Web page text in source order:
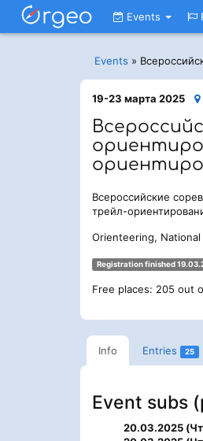
Events
Events »
19-23 марта 2025
Всероссийские
трейл-
Orienteering, National
Registration finished
Free places: 205 out
Info Entries 25
Event subs
20.03.2025